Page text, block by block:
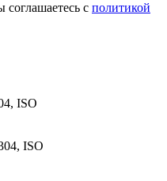
с политикой
ISO
ISO